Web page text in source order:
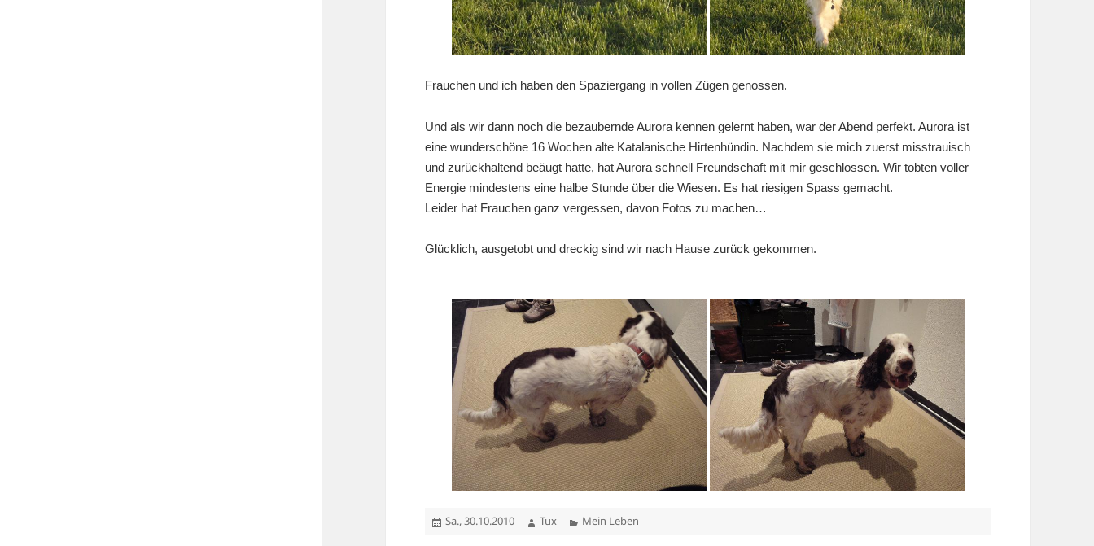
Frauchen und ich haben den Spaziergang in vollen Zügen genossen.
Und als wir dann noch die bezaubernde Aurora kennen gelernt haben, war der Abend perfekt. Aurora ist
eine wunderschöne 16 Wochen alte Katalanische Hirtenhündin. Nachdem sie mich zuerst misstrauisch
und zurückhaltend beäugt hatte, hat Aurora schnell Freundschaft mit mir geschlossen. Wir tobten voller
Energie mindestens eine halbe Stunde über die Wiesen. Es hat riesigen Spass gemacht.
Leider hat Frauchen ganz vergessen, davon Fotos zu machen…
Glücklich, ausgetobt und dreckig sind wir nach Hause zurück gekommen.
Veröffentlicht
Sa., 30.10.2010 Autor
Tux Kategorien
Mein Leben